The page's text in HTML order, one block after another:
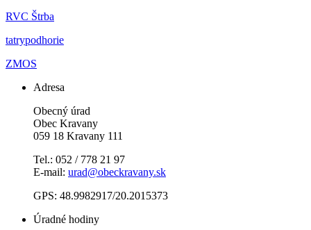
RVC Štrba
tatrypodhorie
ZMOS
Adresa
Obecný úrad
Obec Kravany
059 18 Kravany 111
Tel.: 052 / 778 21 97
E-mail: urad@obeckravany.sk
GPS: 48.9982917/20.2015373
Úradné hodiny